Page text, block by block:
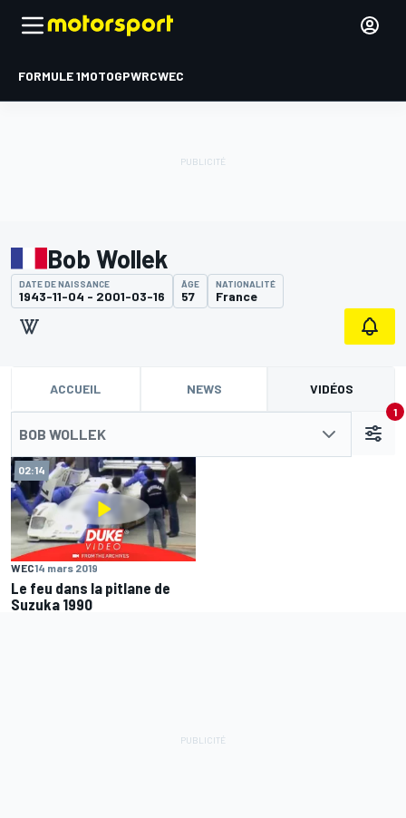
FORMULE 1MOTOGPWRCWEC
Bob Wollek
DATE DE NAISSANCE
1943-11-04 - 2001-03-16
ÂGE
57
NATIONALITÉ
France
ACCUEIL NEWS VIDÉOS
BOB WOLLEK
1
02:14
WEC14 mars 2019
Le feu dans la pitlane de
Suzuka 1990